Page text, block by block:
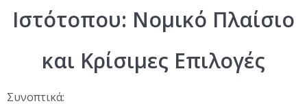
Ιστότοπου: Νομικό Πλαίσιο
και Κρίσιμες Επιλογές
Συνοπτικά: